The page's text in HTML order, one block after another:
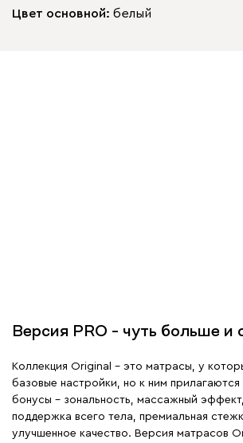
Цвет основной: белый
Версия PRO – чуть больше и
Коллекция Original – это матрасы, у
базовые настройки, но к ним прилагаются
бонусы – зональность, массажный
поддержка всего тела, премиальная
улучшенное качество. Версия матрасов